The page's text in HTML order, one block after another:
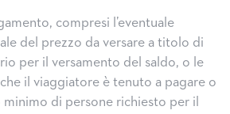
compresi l’eventuale
del prezzo da versare a titolo di
per il versamento del saldo, o le
il viaggiatore è tenuto a pagare o
di persone richiesto per il